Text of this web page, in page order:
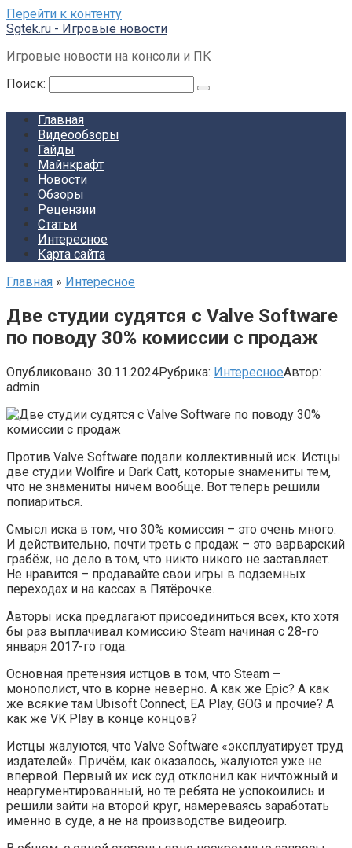
Перейти к контенту
Sgtek.ru - Игровые новости
Игровые новости на консоли и ПК
Поиск:
Главная
Видеообзоры
Гайды
Майнкрафт
Новости
Обзоры
Рецензии
Статьи
Интересное
Карта сайта
Главная » Интересное
Две студии судятся с Valve Software
по поводу 30% комиссии с продаж
Опубликовано: 30.11.2024Рубрика: ИнтересноеАвтор:
admin
Против Valve Software подали коллективный иск. Истцы
две студии Wolfire и Dark Catt, которые знамениты тем,
что не знамениты ничем вообще. Вот теперь решили
попиариться.
Смысл иска в том, что 30% комиссия – это очень много.
И действительно, почти треть с продаж – это варварский
грабёж, но дело в том, что никто никого не заставляет.
Не нравится – продавайте свои игры в подземных
переходах и на кассах в Пятёрочке.
Авторы иска предлагают присоединиться всех, кто хотя
бы раз выплачивал комиссию Steam начиная с 28-го
января 2017-го года.
Основная претензия истцов в том, что Steam –
монополист, что в корне неверно. А как же Epic? А как
же всякие там Ubisoft Connect, EA Play, GOG и прочие? А
как же VK Play в конце концов?
Истцы жалуются, что Valve Software «эксплуатирует труд
издателей». Причём, как оказалось, жалуются уже не
впервой. Первый их иск суд отклонил как ничтожный и
неаргументированный, но те ребята не успокоились и
решили зайти на второй круг, намереваясь заработать
именно в суде, а не на производстве видеоигр.